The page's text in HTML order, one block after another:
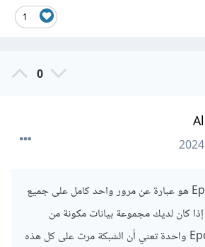
1
0
هو عبارة عن مرور واحد كامل على جميع
كان لديك مجموعة بيانات مكونة من
5000 عينة، فإن Epoch واحدة تعني أن الشبكة مرت على كل هذه